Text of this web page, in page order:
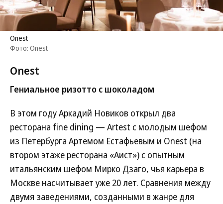
Onest
Фото: Onest
Onest
Гениальное ризотто с шоколадом
В этом году Аркадий Новиков открыл два
ресторана fine dining — Artest c молодым шефом
из Петербурга Артемом Естафьевым и Onest (на
втором этаже ресторана «Аист») с опытным
итальянским шефом Мирко Дзаго, чья карьера в
Москве насчитывает уже 20 лет. Сравнения между
двумя заведениями, созданными в жанре для